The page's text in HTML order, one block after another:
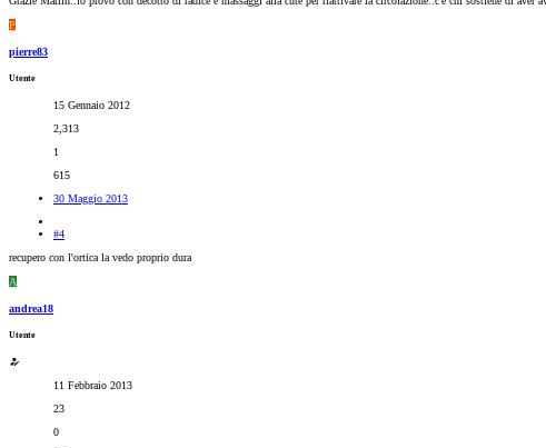
P
pierre83
Utente
15 Gennaio 2012
2,313
1
615
30 Maggio 2013
#4
recupero con l'ortica la vedo proprio dura
A
andrea18
Utente
11 Febbraio 2013
23
0